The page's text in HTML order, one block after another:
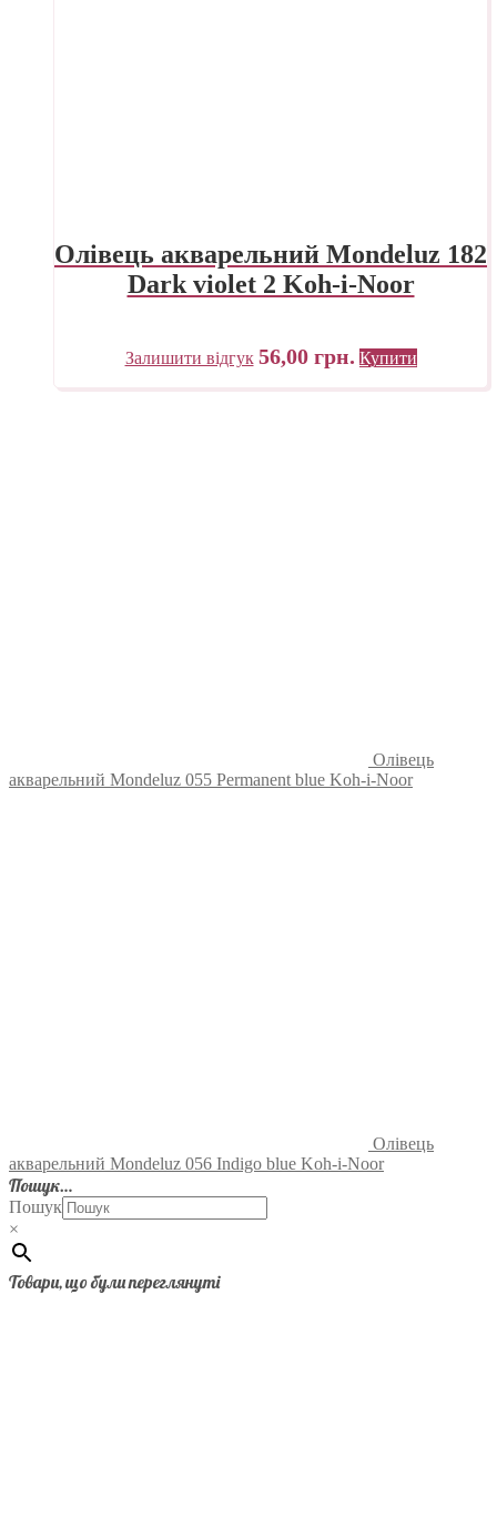
Олівець акварельний Mondeluz 182
Dark violet 2 Koh-i-Noor
Залишити відгук 56,00 грн. Купити
Олівець
акварельний Mondeluz 055 Permanent blue Koh-i-Noor
Олівець
акварельний Mondeluz 056 Indigo blue Koh-i-Noor
Пошук…
Пошук
×
Товари, що були переглянуті